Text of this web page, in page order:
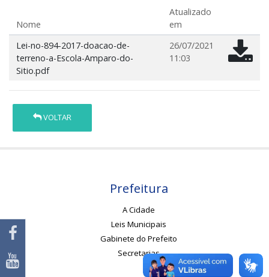
Nome
Atualizado
em
Lei-no-894-2017-doacao-de-
terreno-a-Escola-Amparo-do-
Sitio.pdf
26/07/2021
11:03
VOLTAR
Prefeitura
A Cidade
Leis Municipais
Gabinete do Prefeito
Secretarias